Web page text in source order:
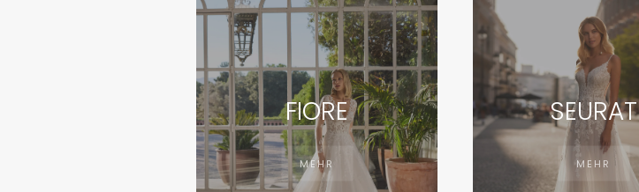
FIORE
MEHR
SEURAT
MEHR